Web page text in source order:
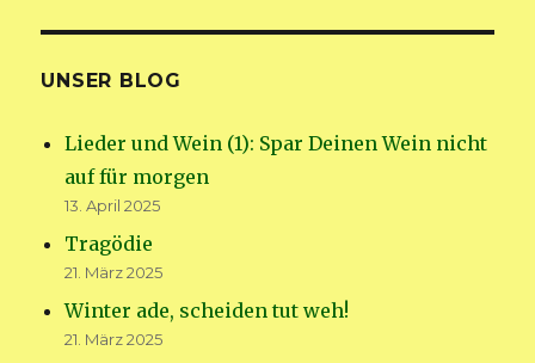
UNSER BLOG
Lieder und Wein (1): Spar Deinen Wein nicht
auf für morgen
13. April 2025
Tragödie
21. März 2025
Winter ade, scheiden tut weh!
21. März 2025